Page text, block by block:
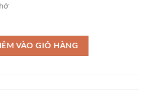
số lượng
VÀO GIỎ HÀNG